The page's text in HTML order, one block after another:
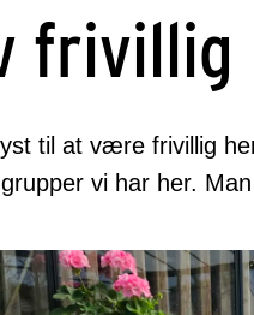
frivillig
til at være frivillig
vi har her.